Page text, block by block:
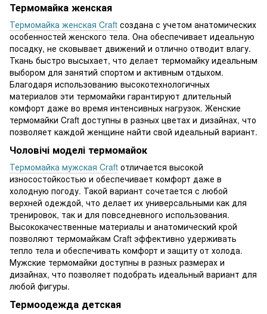
Термомайка женская
Термомайка женская Craft создана с учетом анатомических
особенностей женского тела. Она обеспечивает идеальную
посадку, не сковывает движений и отлично отводит влагу.
Ткань быстро высыхает, что делает термомайку идеальным
выбором для занятий спортом и активным отдыхом.
Благодаря использованию высокотехнологичных
материалов эти термомайки гарантируют длительный
комфорт даже во время интенсивных нагрузок. Женские
термомайки Craft доступны в разных цветах и дизайнах, что
позволяет каждой женщине найти свой идеальный вариант.
Чоловічі моделі термомайок
Термомайка мужская Craft отличается высокой
износостойкостью и обеспечивает комфорт даже в
холодную погоду. Такой вариант сочетается с любой
верхней одеждой, что делает их универсальными как для
тренировок, так и для повседневного использования.
Высококачественные материалы и анатомический крой
позволяют термомайкам Craft эффективно удерживать
тепло тела и обеспечивать комфорт и защиту от холода.
Мужские термомайки доступны в разных размерах и
дизайнах, что позволяет подобрать идеальный вариант для
любой фигуры.
Термоодежда детская